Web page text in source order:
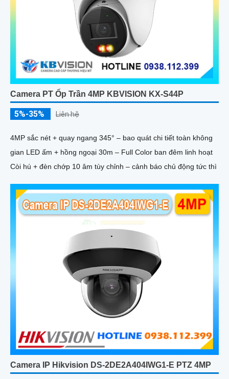
Camera PT Ốp Trần 4MP KBVISION KX-S44P
5%-35% Liên hệ
4MP sắc nét + quay ngang 345° – bao quát chi tiết toàn không
gian LED ấm + hồng ngoại 30m – Full Color ban đêm linh hoạt
Còi hú + đèn chớp 10 âm tùy chỉnh – cảnh báo chủ động tức thì
Camera IP Hikvision DS-2DE2A404IWG1-E PTZ 4MP